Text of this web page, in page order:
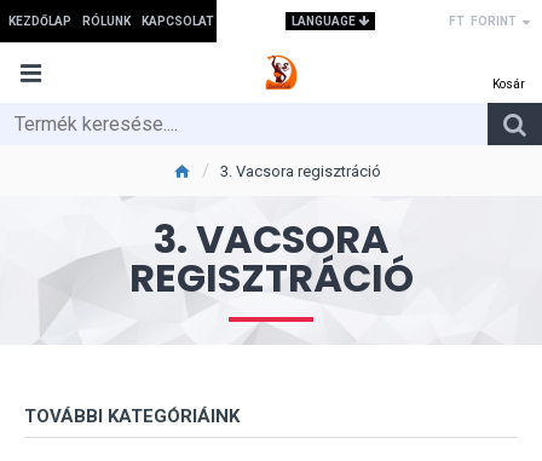
KEZDŐLAP RÓLUNK KAPCSOLAT LANGUAGE FT FORINT
3. Vacsora regisztráció
3. VACSORA
REGISZTRÁCIÓ
TOVÁBBI KATEGÓRIÁINK